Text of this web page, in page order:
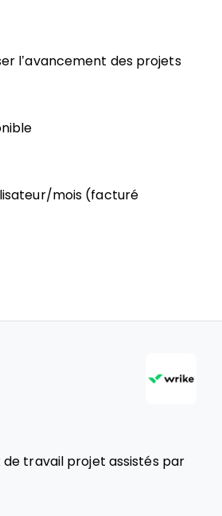
l’avancement des projets
mois (facturé
de travail projet assistés par